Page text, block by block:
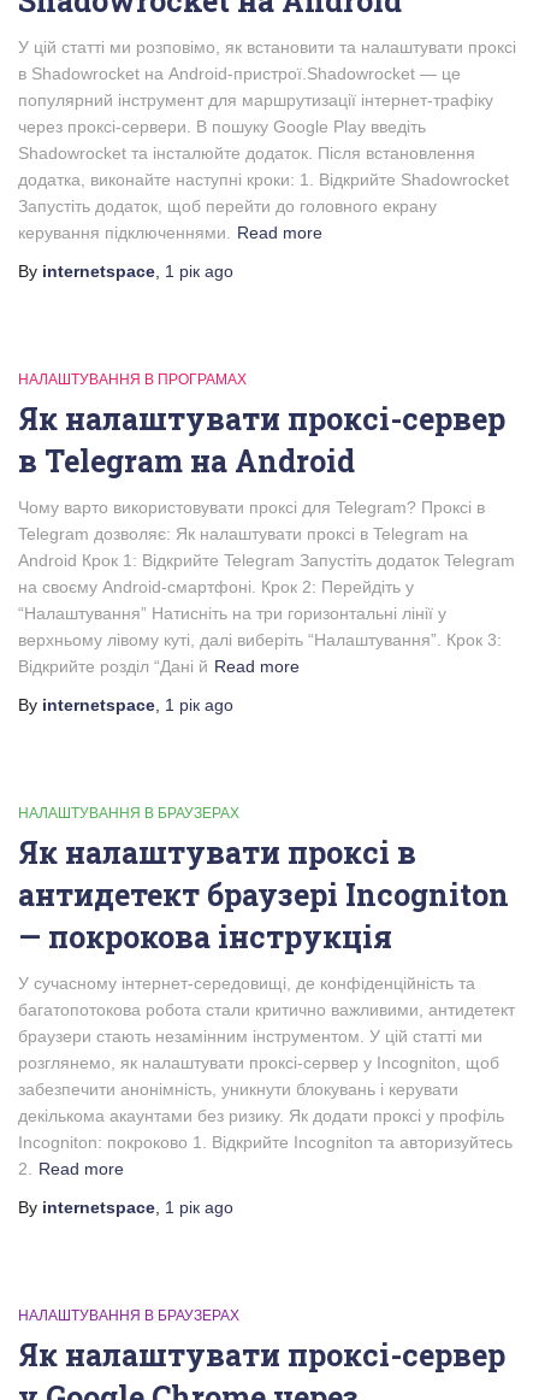
У цій статті ми розповімо, як встановити та налаштувати проксі
в Shadowrocket на Android-пристрої.Shadowrocket — це
популярний інструмент для маршрутизації інтернет-трафіку
через проксі-сервери. В пошуку Google Play введіть
Shadowrocket та інсталюйте додаток. Після встановлення
додатка, виконайте наступні кроки: 1. Відкрийте Shadowrocket
Запустіть додаток, щоб перейти до головного екрану
керування підключеннями.
Read more
By internetspace 1 рік ago
НАЛАШТУВАННЯ В ПРОГРАМАХ
Як налаштувати проксі-сервер
в Telegram на Android
Чому варто використовувати проксі для Telegram? Проксі в
Telegram дозволяє: Як налаштувати проксі в Telegram на
Android Крок 1: Відкрийте Telegram Запустіть додаток Telegram
на своєму Android-смартфоні. Крок 2: Перейдіть у
“Налаштування” Натисніть на три горизонтальні лінії у
верхньому лівому куті, далі виберіть “Налаштування”. Крок 3:
Відкрийте розділ “Дані й Read more
By internetspace 1 рік ago
НАЛАШТУВАННЯ В БРАУЗЕРАХ
Як налаштувати проксі в
антидетект браузері Incogniton
— покрокова інструкція
У сучасному інтернет-середовищі, де конфіденційність та
багатопотокова робота стали критично важливими, антидетект
браузери стають незамінним інструментом. У цій статті ми
розглянемо, як налаштувати проксі-сервер у Incogniton, щоб
забезпечити анонімність, уникнути блокувань і керувати
декількома акаунтами без ризику. Як додати проксі у профіль
Incogniton: покроково 1. Відкрийте Incogniton та авторизуйтесь
2.
Read more
By internetspace 1 рік ago
НАЛАШТУВАННЯ В БРАУЗЕРАХ
Як налаштувати проксі-сервер